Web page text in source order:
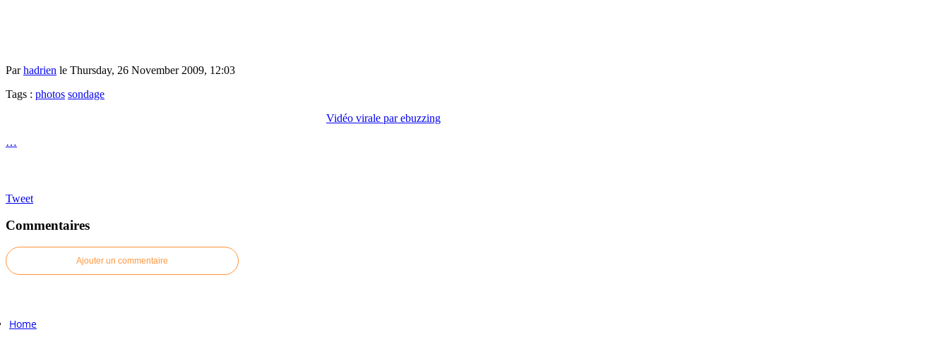
Parhadrien le Thursday, 26 November 2009, 12:03
Tags : photos sondage
Vidéo virale par ebuzzing
…
Tweet
Commentaires
Ajouter un commentaire
Home